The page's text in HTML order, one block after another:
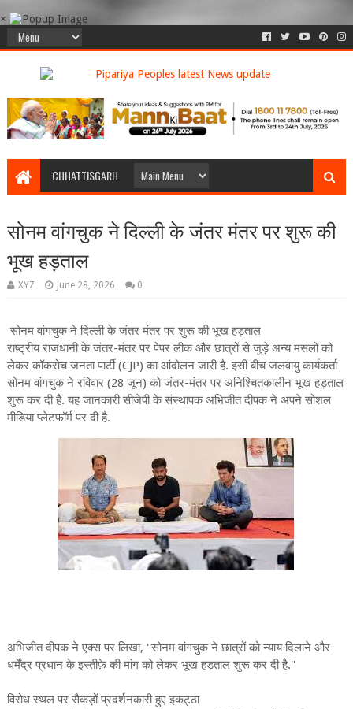
×
CHHATTISGARH
सोनम वांगचुक ने दिल्ली के जंतर मंतर पर शुरू की
भूख हड़ताल
XYZ June 28, 2026 0
सोनम वांगचुक ने दिल्ली के जंतर मंतर पर शुरू की भूख हड़ताल
राष्ट्रीय राजधानी के जंतर-मंतर पर पेपर लीक और छात्रों से जुड़े अन्य मसलों को
लेकर कॉकरोच जनता पार्टी (CJP) का आंदोलन जारी है. इसी बीच जलवायु कार्यकर्ता
सोनम वांगचुक ने रविवार (28 जून) को जंतर-मंतर पर अनिश्चितकालीन भूख हड़ताल
शुरू कर दी है. यह जानकारी सीजेपी के संस्थापक अभिजीत दीपक ने अपने सोशल
मीडिया प्लेटफॉर्म पर दी है.
अभिजीत दीपक ने एक्स पर लिखा, ''सोनम वांगचुक ने छात्रों को न्याय दिलाने और
धर्मेंद्र प्रधान के इस्तीफ़े की मांग को लेकर भूख हड़ताल शुरू कर दी है.''
विरोध स्थल पर सैकड़ों प्रदर्शनकारी हुए इकट्ठा